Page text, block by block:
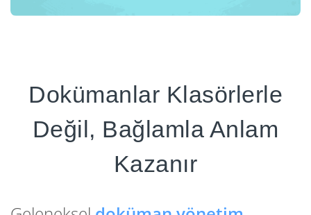
Dokümanlar Klasörlerle
Değil, Bağlamla Anlam
Kazanır